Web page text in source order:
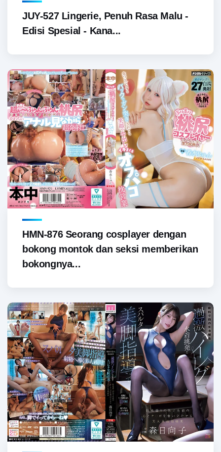
JUY-527 Lingerie, Penuh Rasa Malu -
Edisi Spesial - Kana...
HMN-876 Seorang cosplayer dengan
bokong montok dan seksi memberikan
bokongnya...